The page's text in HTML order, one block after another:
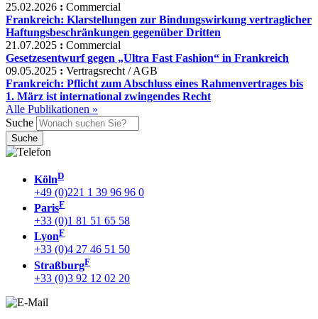
25.02.2026 : Commercial
Frankreich: Klarstellungen zur Bindungswirkung vertraglicher
Haftungsbeschränkungen gegenüber Dritten
21.07.2025 : Commercial
Gesetzesentwurf gegen „Ultra Fast Fashion“ in Frankreich
09.05.2025 : Vertragsrecht / AGB
Frankreich: Pflicht zum Abschluss eines Rahmenvertrages bis
1. März ist international zwingendes Recht
Alle Publikationen »
Suche
KölnD
+49 (0)221 1 39 96 96 0
ParisF
+33 (0)1 81 51 65 58
LyonF
+33 (0)4 27 46 51 50
StraßburgF
+33 (0)3 92 12 02 20